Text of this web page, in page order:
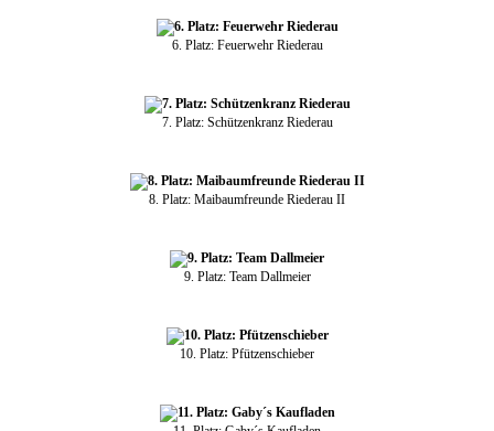
6. Platz: Feuerwehr Riederau
7. Platz: Schützenkranz Riederau
8. Platz: Maibaumfreunde Riederau II
9. Platz: Team Dallmeier
10. Platz: Pfützenschieber